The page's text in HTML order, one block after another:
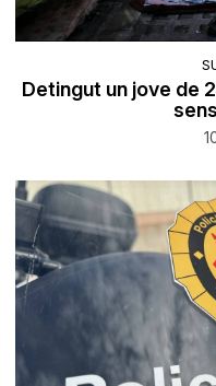
Detingut un jove de